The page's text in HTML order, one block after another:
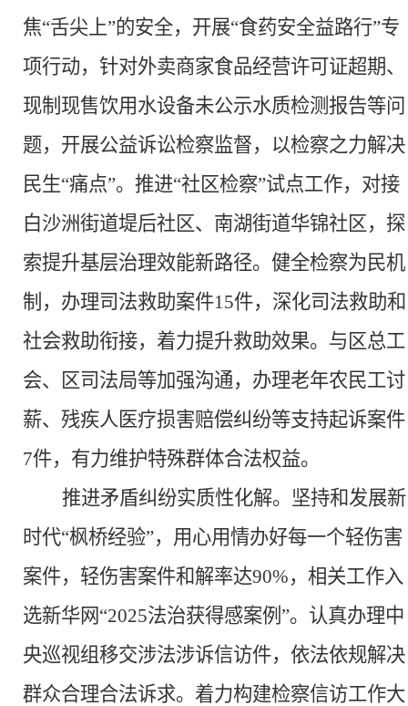
焦“舌尖上”的安全，开展“食药安全益路行”专
项行动，针对外卖商家食品经营许可证超期、
现制现售饮用水设备未公示水质检测报告等问
题，开展公益诉讼检察监督，以检察之力解决
民生“痛点”。推进“社区检察”试点工作，对接
白沙洲街道堤后社区、南湖街道华锦社区，探
索提升基层治理效能新路径。健全检察为民机
制，办理司法救助案件15件，深化司法救助和
社会救助衔接，着力提升救助效果。与区总工
会、区司法局等加强沟通，办理老年农民工讨
薪、残疾人医疗损害赔偿纠纷等支持起诉案件
7件，有力维护特殊群体合法权益。
推进矛盾纠纷实质性化解。 坚持和发展新
时代“枫桥经验”，用心用情办好每一个轻伤害
案件，轻伤害案件和解率达90%，相关工作入
选新华网“2025法治获得感案例”。认真办理中
央巡视组移交涉法涉诉信访件，依法依规解决
群众合理合法诉求。着力构建检察信访工作大